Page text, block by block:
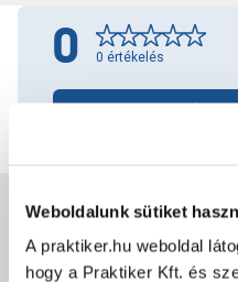
Weboldalunk sütiket
A praktiker.hu weboldal
hogy a Praktiker Kft. és
0 0 értékelés
Jótállás, szavatosság